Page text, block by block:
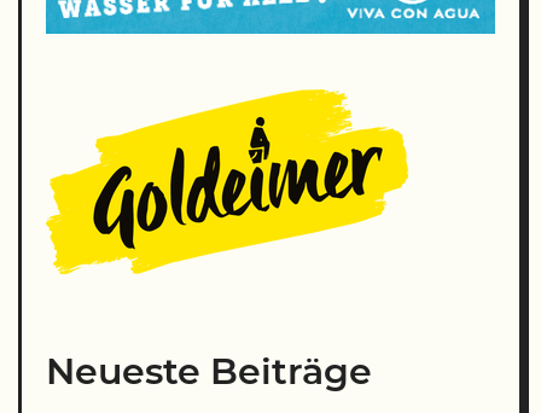
Neueste Beiträge